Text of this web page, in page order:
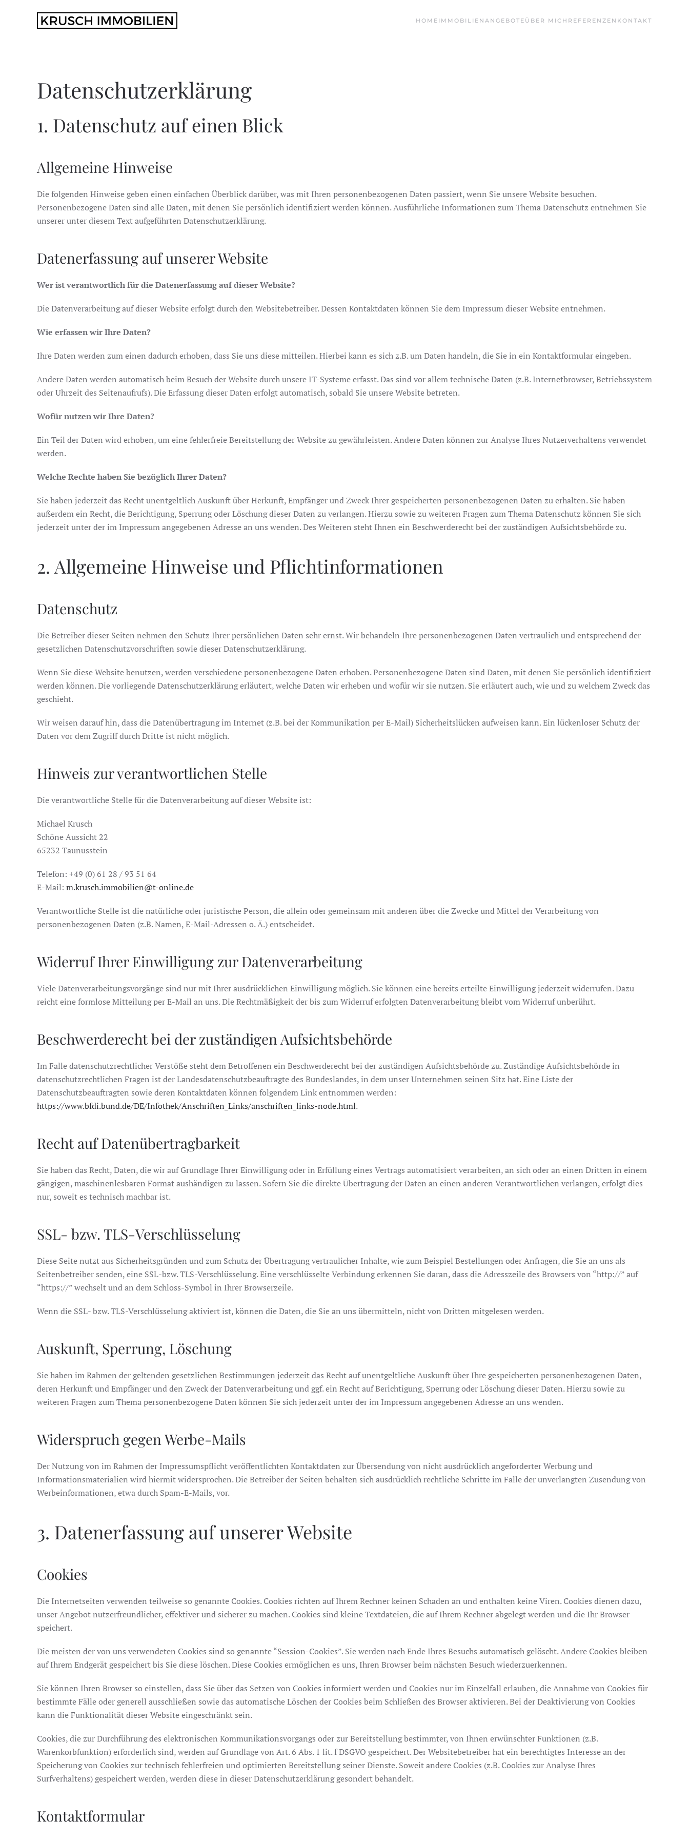
Zum Hauptinhalt springen HOME IMMOBILIENANGEBOTE ÜBER MICH REFERENZEN KONTAKT
Datenschutzerklärung
1. Datenschutz auf einen Blick
Allgemeine Hinweise
Die folgenden Hinweise geben einen einfachen Überblick darüber, was mit Ihren personenbezogenen Daten passiert, wenn Sie unsere Website besuchen.
Personenbezogene Daten sind alle Daten, mit denen Sie persönlich identifiziert werden können. Ausführliche Informationen zum Thema Datenschutz entnehmen Sie
unserer unter diesem Text aufgeführten Datenschutzerklärung.
Datenerfassung auf unserer Website
Wer ist verantwortlich für die Datenerfassung auf dieser Website?
Die Datenverarbeitung auf dieser Website erfolgt durch den Websitebetreiber. Dessen Kontaktdaten können Sie dem Impressum dieser Website entnehmen.
Wie erfassen wir Ihre Daten?
Ihre Daten werden zum einen dadurch erhoben, dass Sie uns diese mitteilen. Hierbei kann es sich z.B. um Daten handeln, die Sie in ein Kontaktformular eingeben.
Andere Daten werden automatisch beim Besuch der Website durch unsere IT-Systeme erfasst. Das sind vor allem technische Daten (z.B. Internetbrowser, Betriebssystem
oder Uhrzeit des Seitenaufrufs). Die Erfassung dieser Daten erfolgt automatisch, sobald Sie unsere Website betreten.
Wofür nutzen wir Ihre Daten?
Ein Teil der Daten wird erhoben, um eine fehlerfreie Bereitstellung der Website zu gewährleisten. Andere Daten können zur Analyse Ihres Nutzerverhaltens verwendet
werden.
Welche Rechte haben Sie bezüglich Ihrer Daten?
Sie haben jederzeit das Recht unentgeltlich Auskunft über Herkunft, Empfänger und Zweck Ihrer gespeicherten personenbezogenen Daten zu erhalten. Sie haben
außerdem ein Recht, die Berichtigung, Sperrung oder Löschung dieser Daten zu verlangen. Hierzu sowie zu weiteren Fragen zum Thema Datenschutz können Sie sich
jederzeit unter der im Impressum angegebenen Adresse an uns wenden. Des Weiteren steht Ihnen ein Beschwerderecht bei der zuständigen Aufsichtsbehörde zu.
2. Allgemeine Hinweise und Pflichtinformationen
Datenschutz
Die Betreiber dieser Seiten nehmen den Schutz Ihrer persönlichen Daten sehr ernst. Wir behandeln Ihre personenbezogenen Daten vertraulich und entsprechend der
gesetzlichen Datenschutzvorschriften sowie dieser Datenschutzerklärung.
Wenn Sie diese Website benutzen, werden verschiedene personenbezogene Daten erhoben. Personenbezogene Daten sind Daten, mit denen Sie persönlich identifiziert
werden können. Die vorliegende Datenschutzerklärung erläutert, welche Daten wir erheben und wofür wir sie nutzen. Sie erläutert auch, wie und zu welchem Zweck das
geschieht.
Wir weisen darauf hin, dass die Datenübertragung im Internet (z.B. bei der Kommunikation per E-Mail) Sicherheitslücken aufweisen kann. Ein lückenloser Schutz der
Daten vor dem Zugriff durch Dritte ist nicht möglich.
Hinweis zur verantwortlichen Stelle
Die verantwortliche Stelle für die Datenverarbeitung auf dieser Website ist:
Michael Krusch
Schöne Aussicht 22
65232 Taunusstein
Telefon: +49 (0) 61 28 / 93 51 64
E-Mail: m.krusch.immobilien@t-online.de
Verantwortliche Stelle ist die natürliche oder juristische Person, die allein oder gemeinsam mit anderen über die Zwecke und Mittel der Verarbeitung von
personenbezogenen Daten (z.B. Namen, E-Mail-Adressen o. Ä.) entscheidet.
Widerruf Ihrer Einwilligung zur Datenverarbeitung
Viele Datenverarbeitungsvorgänge sind nur mit Ihrer ausdrücklichen Einwilligung möglich. Sie können eine bereits erteilte Einwilligung jederzeit widerrufen. Dazu
reicht eine formlose Mitteilung per E-Mail an uns. Die Rechtmäßigkeit der bis zum Widerruf erfolgten Datenverarbeitung bleibt vom Widerruf unberührt.
Beschwerderecht bei der zuständigen Aufsichtsbehörde
Im Falle datenschutzrechtlicher Verstöße steht dem Betroffenen ein Beschwerderecht bei der zuständigen Aufsichtsbehörde zu. Zuständige Aufsichtsbehörde in
datenschutzrechtlichen Fragen ist der Landesdatenschutzbeauftragte des Bundeslandes, in dem unser Unternehmen seinen Sitz hat. Eine Liste der
Datenschutzbeauftragten sowie deren Kontaktdaten können folgendem Link entnommen werden:
https://www.bfdi.bund.de/DE/Infothek/Anschriften_Links/anschriften_links-node.html.
Recht auf Datenübertragbarkeit
Sie haben das Recht, Daten, die wir auf Grundlage Ihrer Einwilligung oder in Erfüllung eines Vertrags automatisiert verarbeiten, an sich oder an einen Dritten in einem
gängigen, maschinenlesbaren Format aushändigen zu lassen. Sofern Sie die direkte Übertragung der Daten an einen anderen Verantwortlichen verlangen, erfolgt dies
nur, soweit es technisch machbar ist.
SSL- bzw. TLS-Verschlüsselung
Diese Seite nutzt aus Sicherheitsgründen und zum Schutz der Übertragung vertraulicher Inhalte, wie zum Beispiel Bestellungen oder Anfragen, die Sie an uns als
Seitenbetreiber senden, eine SSL-bzw. TLS-Verschlüsselung. Eine verschlüsselte Verbindung erkennen Sie daran, dass die Adresszeile des Browsers von “http://” auf
“https://” wechselt und an dem Schloss-Symbol in Ihrer Browserzeile.
Wenn die SSL- bzw. TLS-Verschlüsselung aktiviert ist, können die Daten, die Sie an uns übermitteln, nicht von Dritten mitgelesen werden.
Auskunft, Sperrung, Löschung
Sie haben im Rahmen der geltenden gesetzlichen Bestimmungen jederzeit das Recht auf unentgeltliche Auskunft über Ihre gespeicherten personenbezogenen Daten,
deren Herkunft und Empfänger und den Zweck der Datenverarbeitung und ggf. ein Recht auf Berichtigung, Sperrung oder Löschung dieser Daten. Hierzu sowie zu
weiteren Fragen zum Thema personenbezogene Daten können Sie sich jederzeit unter der im Impressum angegebenen Adresse an uns wenden.
Widerspruch gegen Werbe-Mails
Der Nutzung von im Rahmen der Impressumspflicht veröffentlichten Kontaktdaten zur Übersendung von nicht ausdrücklich angeforderter Werbung und
Informationsmaterialien wird hiermit widersprochen. Die Betreiber der Seiten behalten sich ausdrücklich rechtliche Schritte im Falle der unverlangten Zusendung von
Werbeinformationen, etwa durch Spam-E-Mails, vor.
3. Datenerfassung auf unserer Website
Cookies
Die Internetseiten verwenden teilweise so genannte Cookies. Cookies richten auf Ihrem Rechner keinen Schaden an und enthalten keine Viren. Cookies dienen dazu,
unser Angebot nutzerfreundlicher, effektiver und sicherer zu machen. Cookies sind kleine Textdateien, die auf Ihrem Rechner abgelegt werden und die Ihr Browser
speichert.
Die meisten der von uns verwendeten Cookies sind so genannte “Session-Cookies”. Sie werden nach Ende Ihres Besuchs automatisch gelöscht. Andere Cookies bleiben
auf Ihrem Endgerät gespeichert bis Sie diese löschen. Diese Cookies ermöglichen es uns, Ihren Browser beim nächsten Besuch wiederzuerkennen.
Sie können Ihren Browser so einstellen, dass Sie über das Setzen von Cookies informiert werden und Cookies nur im Einzelfall erlauben, die Annahme von Cookies für
bestimmte Fälle oder generell ausschließen sowie das automatische Löschen der Cookies beim Schließen des Browser aktivieren. Bei der Deaktivierung von Cookies
kann die Funktionalität dieser Website eingeschränkt sein.
Cookies, die zur Durchführung des elektronischen Kommunikationsvorgangs oder zur Bereitstellung bestimmter, von Ihnen erwünschter Funktionen (z.B.
Warenkorbfunktion) erforderlich sind, werden auf Grundlage von Art. 6 Abs. 1 lit. f DSGVO gespeichert. Der Websitebetreiber hat ein berechtigtes Interesse an der
Speicherung von Cookies zur technisch fehlerfreien und optimierten Bereitstellung seiner Dienste. Soweit andere Cookies (z.B. Cookies zur Analyse Ihres
Surfverhaltens) gespeichert werden, werden diese in dieser Datenschutzerklärung gesondert behandelt.
Kontaktformular